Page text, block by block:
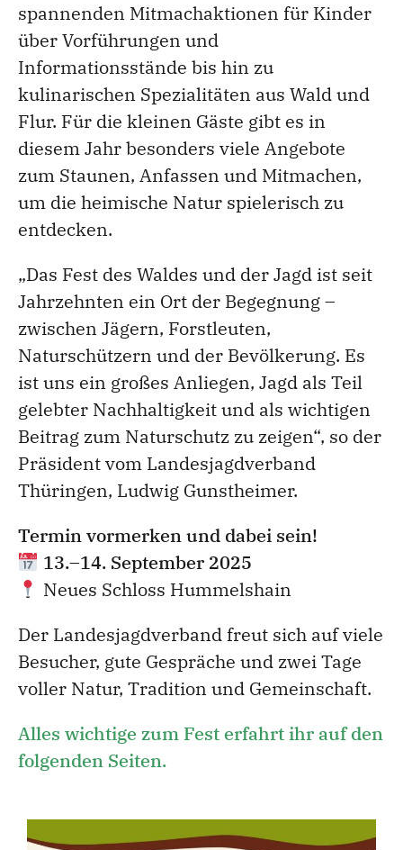
spannenden Mitmachaktionen für Kinder
über Vorführungen und
Informationsstände bis hin zu
kulinarischen Spezialitäten aus Wald und
Flur. Für die kleinen Gäste gibt es in
diesem Jahr besonders viele Angebote
zum Staunen, Anfassen und Mitmachen,
um die heimische Natur spielerisch zu
entdecken.
„Das Fest des Waldes und der Jagd ist seit
Jahrzehnten ein Ort der Begegnung –
zwischen Jägern, Forstleuten,
Naturschützern und der Bevölkerung. Es
ist uns ein großes Anliegen, Jagd als Teil
gelebter Nachhaltigkeit und als wichtigen
Beitrag zum Naturschutz zu zeigen“, so der
Präsident vom Landesjagdverband
Thüringen, Ludwig Gunstheimer.
Termin vormerken und dabei sein!
13.–14. September 2025
Neues Schloss Hummelshain
Der Landesjagdverband freut sich auf viele
Besucher, gute Gespräche und zwei Tage
voller Natur, Tradition und Gemeinschaft.
Alles wichtige zum Fest erfahrt ihr auf den
folgenden Seiten.